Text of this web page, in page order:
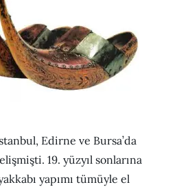
Edirne ve Bursa’da
19. yüzyıl sonlarına
yapımı tümüyle el